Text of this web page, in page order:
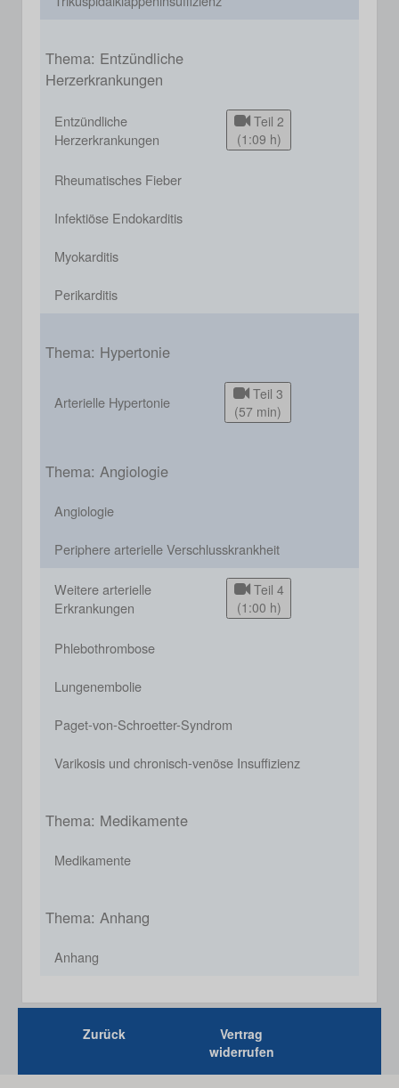
Thema: Entzündliche
Herzerkrankungen
Entzündliche
Herzerkrankungen
Teil 2
(1:09 h)
Rheumatisches Fieber
Infektiöse Endokarditis
Myokarditis
Perikarditis
Thema: Hypertonie
Arterielle Hypertonie
Teil 3
(57 min)
Thema: Angiologie
Angiologie
Periphere arterielle Verschlusskrankheit
Weitere arterielle
Erkrankungen
Teil 4
(1:00 h)
Phlebothrombose
Lungenembolie
Paget-von-Schroetter-Syndrom
Varikosis und chronisch-venöse Insuffizienz
Thema: Medikamente
Medikamente
Thema: Anhang
Anhang
Zurück
Vertrag
widerrufen